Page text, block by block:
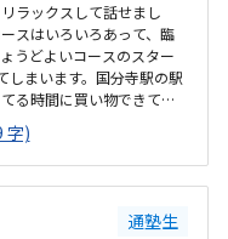
ラックスして話せまし
スはいろいろあって、臨
うどよいコースのスター
しまいます。国分寺駅の駅
る時間に買い物できて良
て綺麗な教室でした。み
他のプログラミング教室
ので通いやすそうです。
そうでした。少人数なの
字)
通塾生